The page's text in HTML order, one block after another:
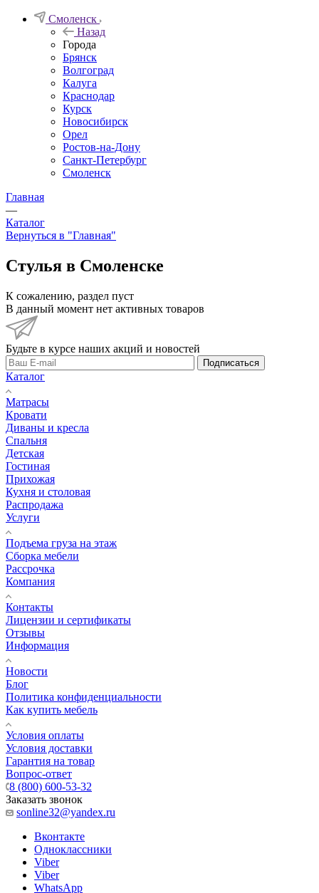
Смоленск
Назад
Города
Брянск
Волгоград
Калуга
Краснодар
Курск
Новосибирск
Орел
Ростов-на-Дону
Санкт-Петербург
Смоленск
Главная
—
Каталог
Вернуться в "Главная"
Стулья в Смоленске
К сожалению, раздел пуст
В данный момент нет активных товаров
Будьте в курсе наших акций и новостей
Подписаться
Каталог
Матрасы
Кровати
Диваны и кресла
Спальня
Детская
Гостиная
Прихожая
Кухня и столовая
Распродажа
Услуги
Подъема груза на этаж
Сборка мебели
Рассрочка
Компания
Контакты
Лицензии и сертификаты
Отзывы
Информация
Новости
Блог
Политика конфиденциальности
Как купить мебель
Условия оплаты
Условия доставки
Гарантия на товар
Вопрос-ответ
8 (800) 600-53-32
Заказать звонок
sonline32@yandex.ru
Вконтакте
Одноклассники
Viber
Viber
WhatsApp